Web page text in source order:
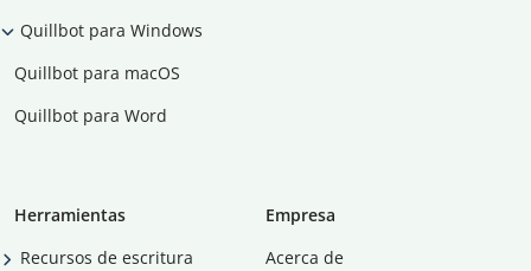
Quillbot para Windows
Quillbot para macOS
Quillbot para Word
Herramientas
Recursos de escritura
Empresa
Acerca de